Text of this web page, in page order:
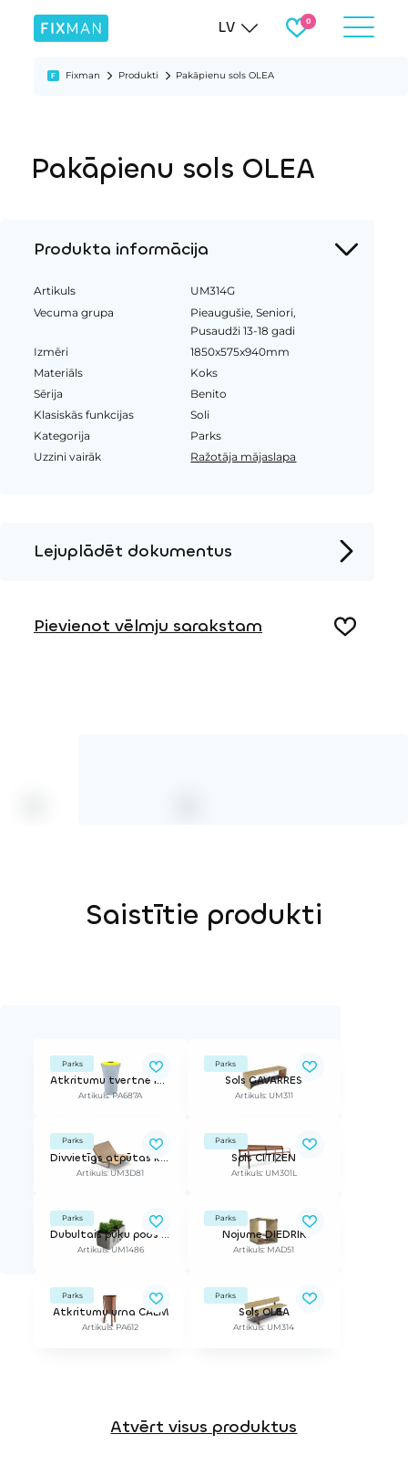
LV
Fixman Produkti Pakāpienu sols OLEA
Pakāpienu sols OLEA
Produkta informācija
Artikuls
UM314G
Vecuma grupa
Pieaugušie, Seniori,
Pusaudži 13-18 gadi
Izmēri
1850x575x940mm
Materiāls
Koks
Sērija
Benito
Klasiskās funkcijas
Soli
Kategorija
Parks
Uzzini vairāk
Ražotāja mājaslapa
Lejuplādēt dokumentus
Pievienot vēlmju sarakstam
Saistītie produkti
Parks
Atkritumu tvertne IRIS Y
Artikuls: PA687A
Parks
Sols GAVARRES
Artikuls: UM311
Parks
Divvietīgs atpūtas krēsls PIRO
Artikuls: UM3D81
Parks
Sols CITIZEN
Artikuls: UM301L
Parks
Dubultais puķu pods ECO
Artikuls: UM1486
Parks
Nojume DIEDRIK
Artikuls: MAD51
Parks
Atkritumu urna CALM
Artikuls: PA612
Parks
Sols OLEA
Artikuls: UM314
Atvērt visus produktus